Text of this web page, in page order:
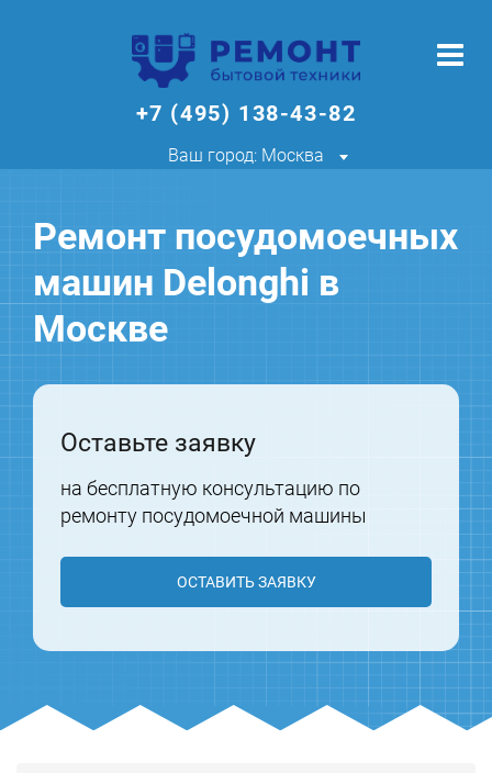
+7 (495) 138-43-82
Ваш город: Москва
Ремонт посудомоечных
машин Delonghi в
Москве
Оставьте заявку
на бесплатную консультацию по
ремонту посудомоечной машины
ОСТАВИТЬ ЗАЯВКУ